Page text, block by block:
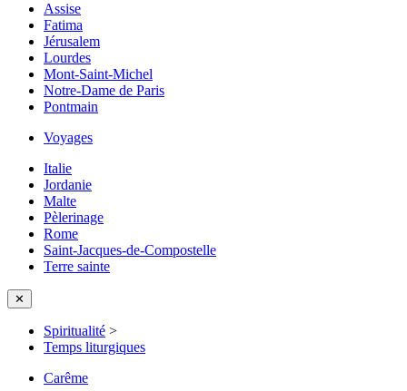
Assise
Fatima
Jérusalem
Lourdes
Mont-Saint-Michel
Notre-Dame de Paris
Pontmain
Voyages
Italie
Jordanie
Malte
Pèlerinage
Rome
Saint-Jacques-de-Compostelle
Terre sainte
✕
Spiritualité >
Temps liturgiques
Carême